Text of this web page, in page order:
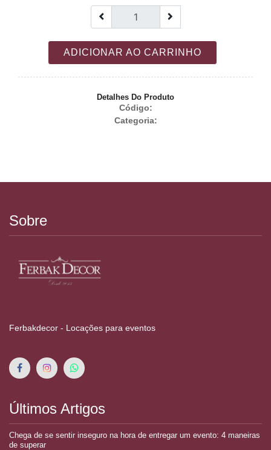
ADICIONAR AO CARRINHO
Detalhes Do Produto
Código:
Categoria:
Sobre
Ferbakdecor - Locações para eventos
Últimos Artigos
Chega de se sentir inseguro na hora de entregar um evento: 4 maneiras
de superar